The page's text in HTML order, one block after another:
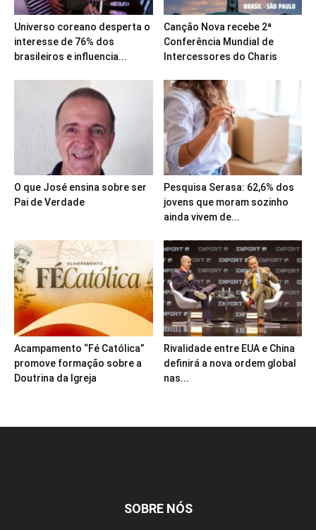
Universo coreano desperta o
interesse de 76% dos
brasileiros e influencia...
Canção Nova recebe 2ª
Conferência Mundial de
Intercessores do Charis
O que José ensina sobre ser
Pai de Verdade
Pesquisa Serasa: 62,6% dos
jovens que moram sozinho
ainda vivem de...
Acampamento “Fé Católica”
promove formação sobre a
Doutrina da Igreja
Rivalidade entre EUA e China
definirá a nova ordem global
nas...
SOBRE NÓS